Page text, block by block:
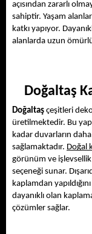
açısından zararlı
sahiptir. Yaşam
katkı yapıyor.
alanlarda uzun
Doğaltaş
Doğaltaş çeşitleri
üretilmektedir. Bu
kadar duvarların daha
sağlamaktadır. Doğal
görünüm ve işlevsellik
seçeneği sunar.
kaplamdan
dayanıklı olan
çözümler sağlar.